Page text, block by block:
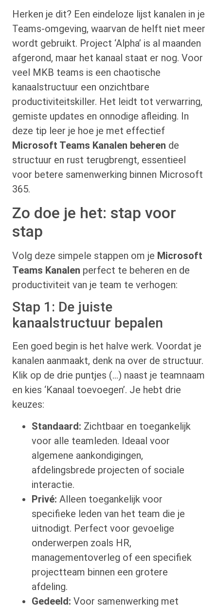
Herken je dit? Een eindeloze lijst kanalen in je
Teams-omgeving, waarvan de helft niet meer
wordt gebruikt. Project ‘Alpha’ is al maanden
afgerond, maar het kanaal staat er nog. Voor
veel MKB teams is een chaotische
kanaalstructuur een onzichtbare
productiviteitskiller. Het leidt tot verwarring,
gemiste updates en onnodige afleiding. In
deze tip leer je hoe je met effectief
Microsoft Teams Kanalen beheren de
structuur en rust terugbrengt, essentieel
voor betere samenwerking binnen Microsoft
365.
Zo doe je het: stap voor
stap
Volg deze simpele stappen om je Microsoft
Teams Kanalen perfect te beheren en de
productiviteit van je team te verhogen:
Stap 1: De juiste
kanaalstructuur bepalen
Een goed begin is het halve werk. Voordat je
kanalen aanmaakt, denk na over de structuur.
Klik op de drie puntjes (…) naast je teamnaam
en kies ‘Kanaal toevoegen’. Je hebt drie
keuzes:
Standaard: Zichtbaar en toegankelijk
voor alle teamleden. Ideaal voor
algemene aankondigingen,
afdelingsbrede projecten of sociale
interactie.
Privé: Alleen toegankelijk voor
specifieke leden van het team die je
uitnodigt. Perfect voor gevoelige
onderwerpen zoals HR,
managementoverleg of een specifiek
projectteam binnen een grotere
afdeling.
Gedeeld: Voor samenwerking met